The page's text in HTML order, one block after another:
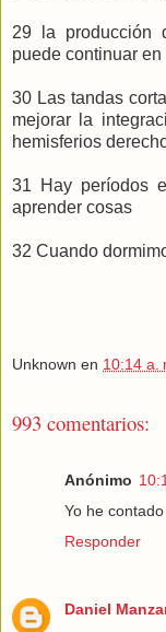
29 la producción
puede continuar en
30 Las tandas
mejorar la
hemisferios
31 Hay períodos
aprender cosas
32 Cuando
Unknown en 10:14 a.
993 comentarios:
Anónimo
Yo he contado
Responder
Daniel